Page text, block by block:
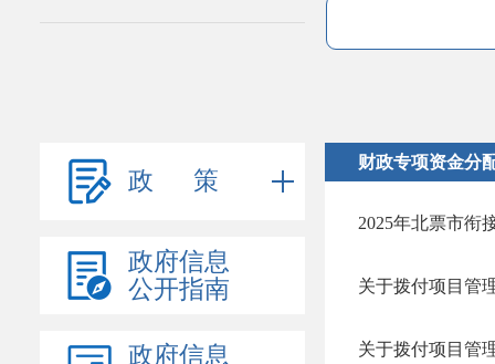
政 策
政府信息
公开指南
政府信息
财政专项资金分
2025年北票市衔
关于拨付项目管
关于拨付项目管